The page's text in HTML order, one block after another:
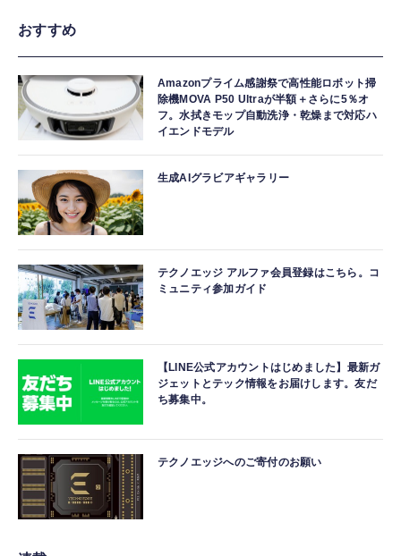
おすすめ
Amazonプライム感謝祭で高性能ロボット掃
除機MOVA P50 Ultraが半額＋さらに5％オ
フ。水拭きモップ自動洗浄・乾燥まで対応ハ
イエンドモデル
生成AIグラビアギャラリー
テクノエッジ アルファ会員登録はこちら。コ
ミュニティ参加ガイド
【LINE公式アカウントはじめました】最新ガ
ジェットとテック情報をお届けします。友だ
ち募集中。
テクノエッジへのご寄付のお願い